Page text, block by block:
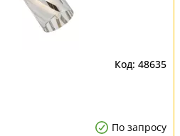
48635
По запросу